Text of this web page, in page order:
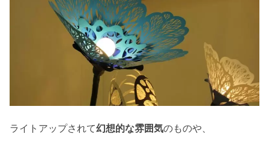
ライトアップされて幻想的な雰囲気のものや、